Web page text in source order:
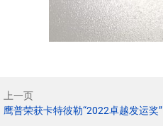
上一页
鹰普荣获卡特彼勒“2022卓越发运奖”